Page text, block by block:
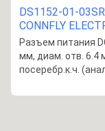
DS1152-01-
CONNFLY
Разъем питания
мм, диам. отв. 6.4
посеребр.к.ч.